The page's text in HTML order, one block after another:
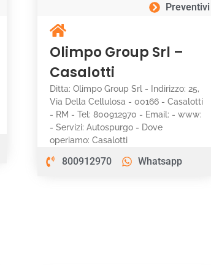
Preventivi
Olimpo Group Srl –
Casalotti
Ditta: Olimpo Group Srl - Indirizzo: 25,
Via Della Cellulosa - 00166 - Casalotti
- RM - Tel: 800912970 - Email: - www:
- Servizi: Autospurgo - Dove
operiamo: Casalotti
800912970 Whatsapp